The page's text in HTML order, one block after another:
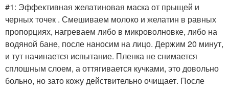
#1: Эффективная желатиновая маска от прыщей и
черных точек . Смешиваем молоко и желатин в равных
пропорциях, нагреваем либо в микроволновке, либо на
водяной бане, после наносим на лицо. Держим 20 минут,
и тут начинается испытание. Пленка не снимается
сплошным слоем, а оттягивается кучками, это довольно
больно, но зато кожу действительно очищает. После